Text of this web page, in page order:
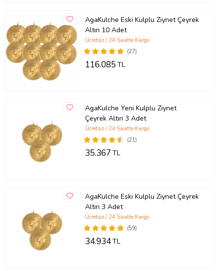
AgaKulche Eski Kulplu Ziynet Çeyrek
Altın 10 Adet
(27)
Ücretsiz / 24 Saatte Kargo
116.085TL
AgaKulche Yeni Kulplu Ziynet
Çeyrek Altın 3 Adet
(21)
Ücretsiz / 24 Saatte Kargo
35.367TL
AgaKulche Eski Kulplu Ziynet Çeyrek
Altın 3 Adet
(59)
Ücretsiz / 24 Saatte Kargo
34.934TL